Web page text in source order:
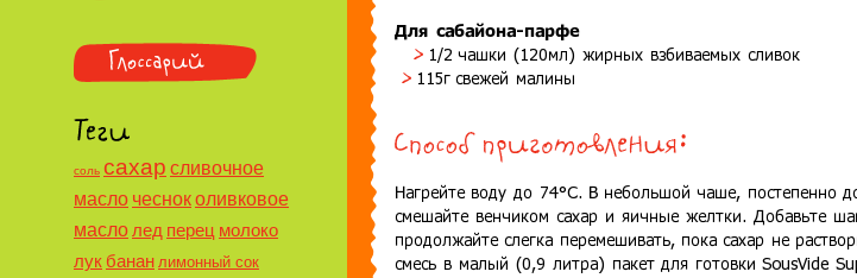
соль сахар сливочное
масло чесноколивковое
масло лед перец молоко
лук банан лимонный сок